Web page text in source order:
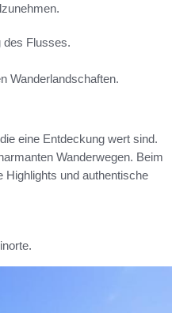
des Flusses.
Wanderlandschaften.
eine Entdeckung wert sind.
Wanderwegen. Beim
und authentische